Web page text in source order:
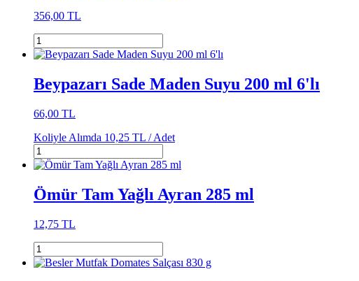
356,00 TL
Beypazarı Sade Maden Suyu 200 ml 6'lı
66,00 TL
Koliyle Alımda 10,25 TL /Adet
Ömür Tam Yağlı Ayran 285 ml
12,75 TL